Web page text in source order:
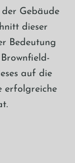
Gebäude
dieser
Bedeutung
auf die
erfolgreiche